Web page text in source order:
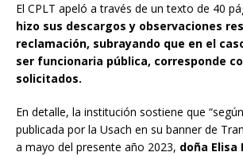
El CPLT apeló a través de un texto de 40
hizo sus descargos y observaciones
reclamación, subrayando que en el
ser funcionaria pública, corresponde
solicitados.
En detalle, la institución sostiene que
publicada por la Usach en su banner de
a mayo del presente año 2023, doña Elisa